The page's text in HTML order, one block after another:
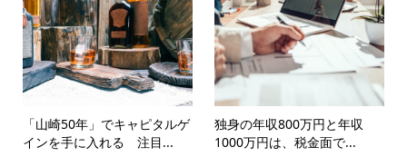
「山崎50年」でキャピタルゲ
インを手に入れる 注目...
独身の年収800万円と年収
1000万円は、税金面で...